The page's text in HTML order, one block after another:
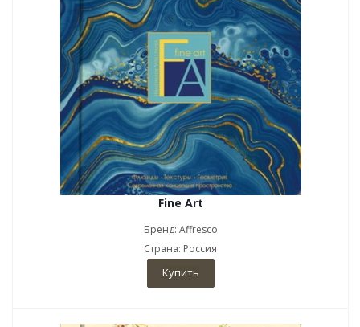
Fine Art
Бренд: Affresco
Страна: Россия
Купить